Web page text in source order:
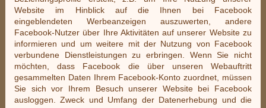
Website im Hinblick auf die Ihnen bei Facebook
eingeblendeten Werbeanzeigen auszuwerten, andere
Facebook-Nutzer über Ihre Aktivitäten auf unserer Website zu
informieren und um weitere mit der Nutzung von Facebook
verbundene Dienstleistungen zu erbringen. Wenn Sie nicht
möchten, dass Facebook die über unseren Webauftritt
gesammelten Daten Ihrem Facebook-Konto zuordnet, müssen
Sie sich vor Ihrem Besuch unserer Website bei Facebook
ausloggen. Zweck und Umfang der Datenerhebung und die